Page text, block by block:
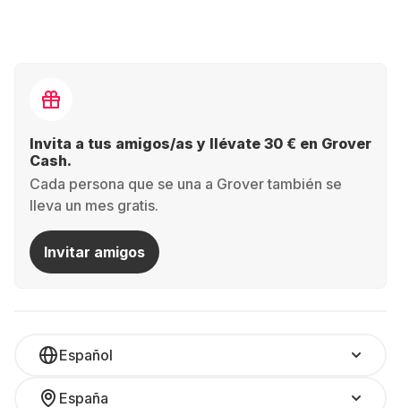
Invita a tus amigos/as y llévate 30 € en Grover
Cash.
Cada persona que se una a Grover también se
lleva un mes gratis.
Invitar amigos
Español
España